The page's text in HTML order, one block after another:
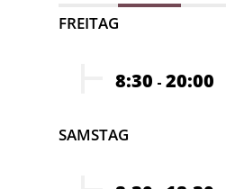
FREITAG
8:30 - 20:00
SAMSTAG